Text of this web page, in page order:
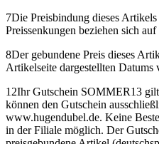
7Die Preisbindung dieses
Preissenkungen beziehen sich
8Der gebundene Preis dieses
Artikelseite dargestellten Datums
12Ihr Gutschein SOMMER13
können den Gutschein
www.hugendubel.de. Keine
in der Filiale möglich. Der